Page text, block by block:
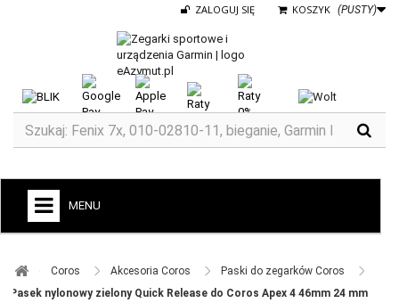
KOSZYK (PUSTY)
ZALOGUJ SIĘ
MENU
ZEGARKI DO BIEGANIA
Coros ​ Akcesoria Coros ​
Paski do zegarków Coros ​
Pasek nylonowy zielony Quick Release do Coros Apex 4 46mm 24 mm